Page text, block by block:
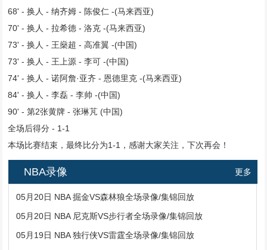
68' - 换人 - 纳齐姆 - 陈俊仁 -(马来西亚)
70' - 换人 - 拉希德 - 洛克 -(马来西亚)
73' - 换人 - 王燊超 - 高准翼 -(中国)
73' - 换人 - 王上源 - 李可 -(中国)
74' - 换人 - 诺阿詹·亚齐 - 恩德里克 -(马来西亚)
84' - 换人 - 李磊 - 李帅 -(中国)
90' - 第2张黄牌 - 张琳芃 (中国)
全场后得分 - 1-1
本场比赛结束，最终比分为1-1，感谢大家关注，下次再会！
NBA录像 更多
05月20日 NBA 掘金VS森林狼全场录像/集锦回放
05月20日 NBA 尼克斯VS步行者全场录像/集锦回放
05月19日 NBA 独行侠VS雷霆全场录像/集锦回放